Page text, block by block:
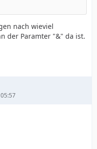
nach wieviel
der Paramter "&" da ist.